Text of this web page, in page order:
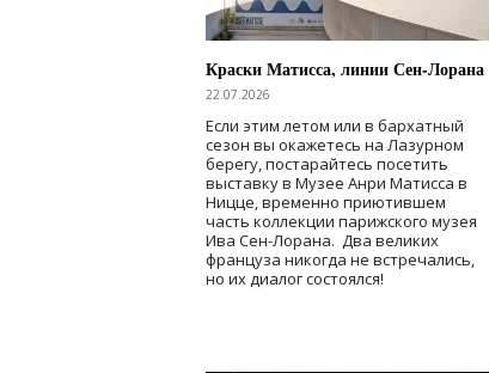
Краски Матисса, линии Сен-Лорана
22.07.2026
Если этим летом или в бархатный
сезон вы окажетесь на Лазурном
берегу, постарайтесь посетить
выставку в Музее Анри Матисса в
Ницце, временно приютившем
часть коллекции парижского музея
Ива Сен-Лорана. Два великих
француза никогда не встречались,
но их диалог состоялся!